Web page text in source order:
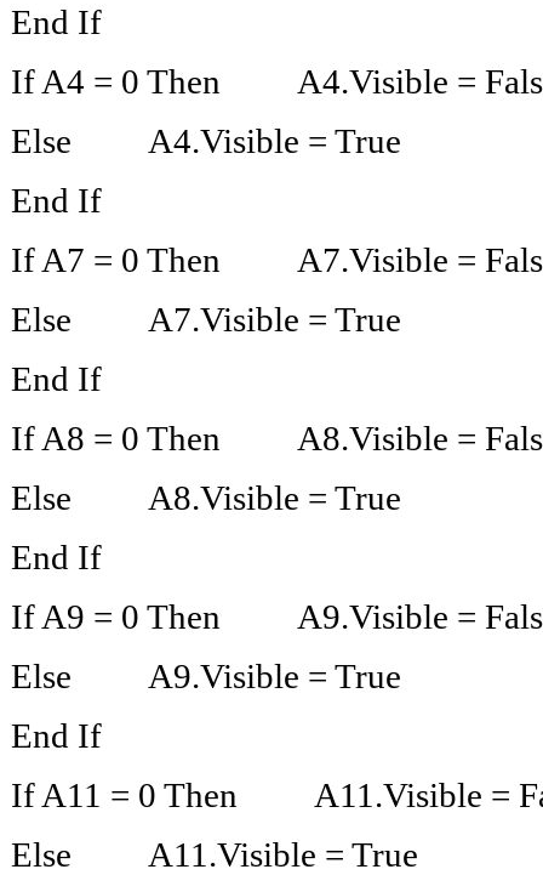
End If
If A4 = 0 Then A4.Visible =
Else A4.Visible = True
End If
If A7 = 0 Then A7.Visible =
Else A7.Visible = True
End If
If A8 = 0 Then A8.Visible =
Else A8.Visible = True
End If
If A9 = 0 Then A9.Visible =
Else A9.Visible = True
End If
If A11 = 0 Then A11.Visible
Else A11.Visible = True